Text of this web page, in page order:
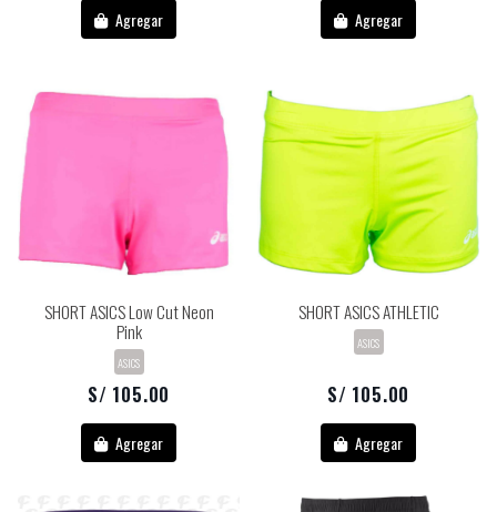
Agregar Agregar
SHORT ASICS Low Cut Neon
Pink
ASICS
S/ 105.00
Agregar
SHORT ASICS ATHLETIC
ASICS
S/ 105.00
Agregar